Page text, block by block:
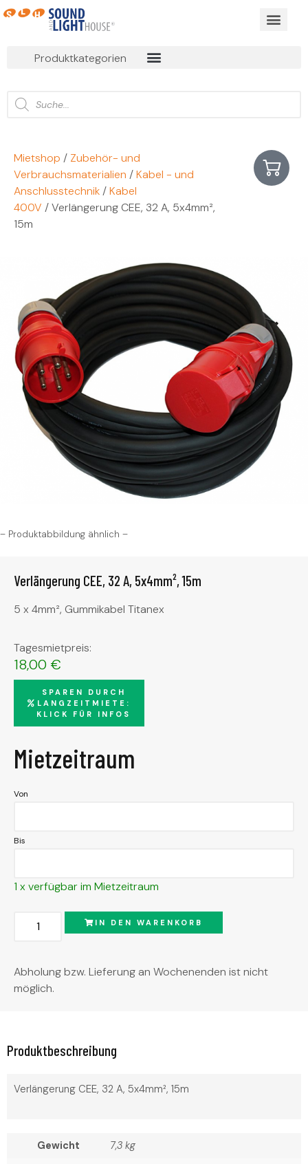
Produktkategorien
Mietshop / Zubehör- und
Verbrauchsmaterialien /Kabel - und
Anschlusstechnik /Kabel
400V / Verlängerung CEE, 32 A, 5x4mm²,
15m
– Produktabbildung ähnlich –
Verlängerung CEE, 32 A, 5x4mm², 15m
5 x 4mm², Gummikabel Titanex
Tagesmietpreis:
18,00 €
SPAREN DURCH
LANGZEITMIETE:
KLICK FÜR INFOS
Mietzeitraum
Von
Bis
1 x verfügbar im Mietzeitraum
IN DEN WARENKORB
Abholung bzw. Lieferung an Wochenenden ist nicht
möglich.
Produktbeschreibung
Verlängerung CEE, 32 A, 5x4mm², 15m
Gewicht 7,3 kg